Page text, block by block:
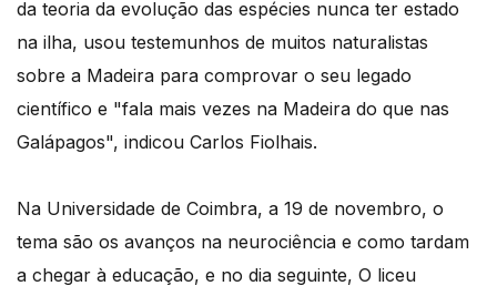
da teoria da evolução das espécies nunca ter estado
na ilha, usou testemunhos de muitos naturalistas
sobre a Madeira para comprovar o seu legado
científico e "fala mais vezes na Madeira do que nas
Galápagos", indicou Carlos Fiolhais.
Na Universidade de Coimbra, a 19 de novembro, o
tema são os avanços na neurociência e como tardam
a chegar à educação, e no dia seguinte, O liceu